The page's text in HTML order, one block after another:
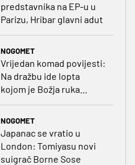
predstavnika na EP-u u
Parizu, Hribar glavni adut
NOGOMET
Vrijedan komad povijesti:
Na dražbu ide lopta
kojom je Božja ruka
NOGOMET
Japanac se vratio u
London: Tomiyasu novi
suigrač Borne Sose